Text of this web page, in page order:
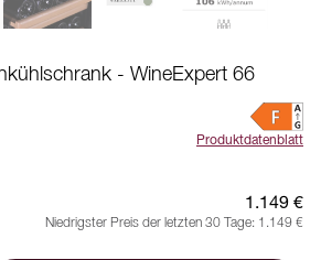
- WineExpert 66
Produktdatenblatt
1.149 €
Niedrigster Preis der letzten 30 Tage: 1.149 €